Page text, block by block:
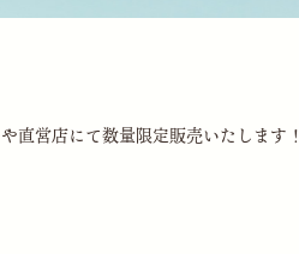
直営店にて数量限定販売いたします！